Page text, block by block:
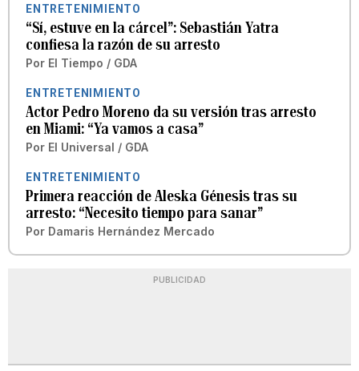
ENTRETENIMIENTO
“Sí, estuve en la cárcel”: Sebastián Yatra
confiesa la razón de su arresto
Por El Tiempo / GDA
ENTRETENIMIENTO
Actor Pedro Moreno da su versión tras arresto
en Miami: “Ya vamos a casa”
Por El Universal / GDA
ENTRETENIMIENTO
Primera reacción de Aleska Génesis tras su
arresto: “Necesito tiempo para sanar”
Por Damaris Hernández Mercado
PUBLICIDAD